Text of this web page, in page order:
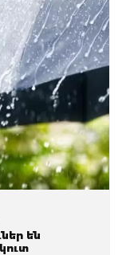
են